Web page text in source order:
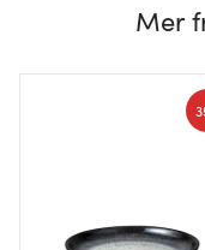
Mer